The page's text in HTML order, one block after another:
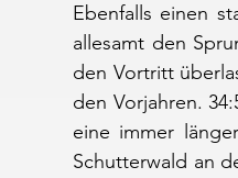
Ebenfalls einen
allesamt den
den Vortritt
den Vorjahren.
eine immer
Schutterwald an